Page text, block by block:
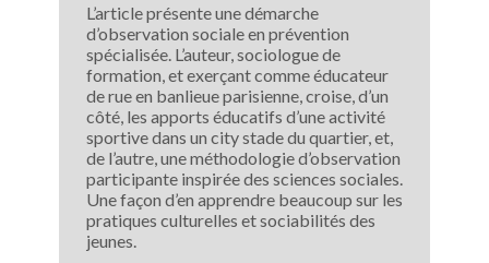
L’article présente une démarche
d’observation sociale en prévention
spécialisée. L’auteur, sociologue de
formation, et exerçant comme éducateur
de rue en banlieue parisienne, croise, d’un
côté, les apports éducatifs d’une activité
sportive dans un city stade du quartier, et,
de l’autre, une méthodologie d’observation
participante inspirée des sciences sociales.
Une façon d’en apprendre beaucoup sur les
pratiques culturelles et sociabilités des
jeunes.